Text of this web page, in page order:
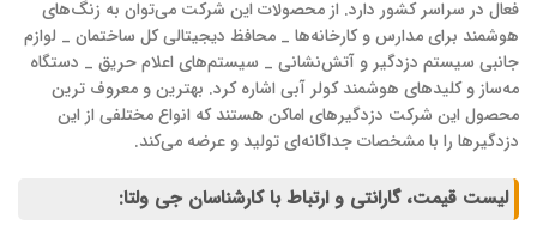
فعال در سراسر کشور دارد. از محصولات این شرکت می‌توان به زنگ‌های
هوشمند برای مدارس و کارخانه‌ها _ محافظ دیجیتالی کل ساختمان _ لوازم
جانبی سیستم دزدگیر و آتش‌نشانی _ سیستم‌های اعلام حریق _ دستگاه
مه‌ساز و کلید‌های هوشمند کولر آبی اشاره کرد. بهترین و معروف ‌ترین
محصول این شرکت دزدگیر‌های اماکن هستند که انواع مختلفی از این
دزدگیر‌ها را با مشخصات جداگانه‌ای تولید و عرضه می‌کند.
لیست قیمت، گارانتی و ارتباط با کارشناسان جی ولتا: